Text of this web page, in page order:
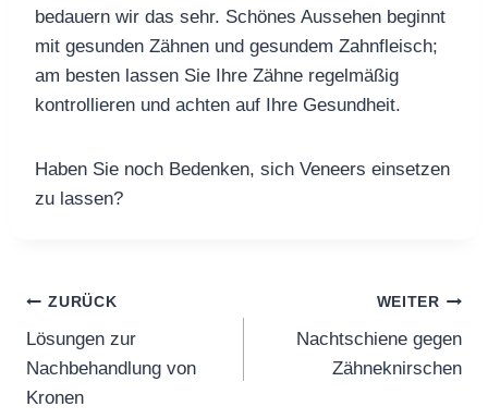
bedauern wir das sehr. Schönes Aussehen beginnt
mit gesunden Zähnen und gesundem Zahnfleisch;
am besten lassen Sie Ihre Zähne regelmäßig
kontrollieren und achten auf Ihre Gesundheit.
Haben Sie noch Bedenken, sich Veneers einsetzen
zu lassen?
Beitragsnavigation
ZURÜCK
Lösungen zur
Nachbehandlung von
Kronen
WEITER
Nachtschiene gegen
Zähneknirschen